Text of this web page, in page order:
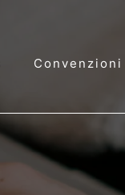
Convenzioni